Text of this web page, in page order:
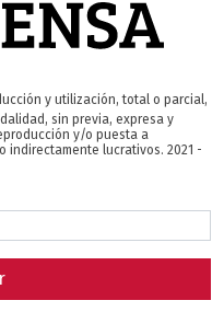
y utilización, total o parcial,
sin previa, expresa y
y/o puesta a
indirectamente lucrativos. 2021 -